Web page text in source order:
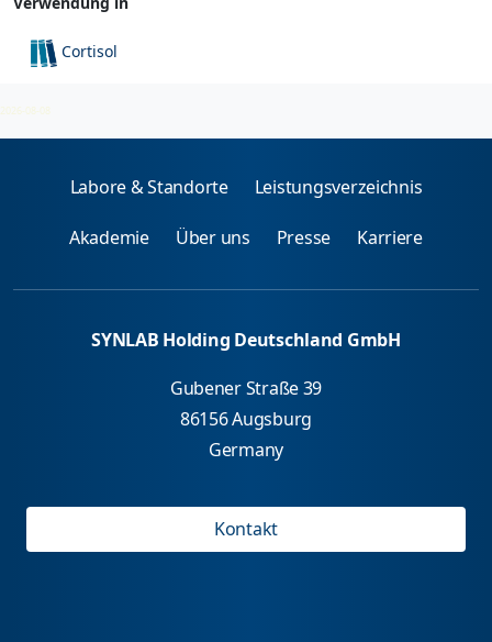
Cortisol
2026-08-08
Labore & Standorte Leistungsverzeichnis
Akademie Über uns Presse Karriere
SYNLAB Holding Deutschland GmbH
Gubener Straße 39
86156 Augsburg
Germany
Kontakt